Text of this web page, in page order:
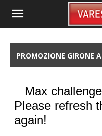
PROMOZIONE GIRONE A